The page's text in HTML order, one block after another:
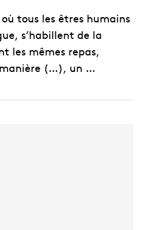
tous les êtres humains
s’habillent de la
les mêmes repas,
(…), un …